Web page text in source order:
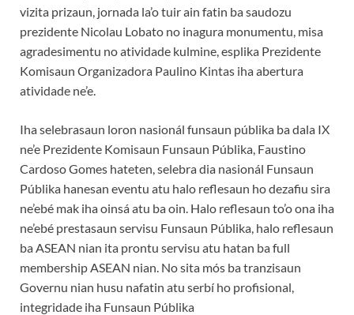
vizita prizaun, jornada la’o tuir ain fatin ba saudozu
prezidente Nicolau Lobato no inagura monumentu, misa
agradesimentu no atividade kulmine, esplika Prezidente
Komisaun Organizadora Paulino Kintas iha abertura
atividade ne’e.
Iha selebrasaun loron nasionál funsaun públika ba dala IX
ne’e Prezidente Komisaun Funsaun Públika, Faustino
Cardoso Gomes hateten, selebra dia nasionál Funsaun
Públika hanesan eventu atu halo reflesaun ho dezafiu sira
ne’ebé mak iha oinsá atu ba oin. Halo reflesaun to’o ona iha
ne’ebé prestasaun servisu Funsaun Públika, halo reflesaun
ba ASEAN nian ita prontu servisu atu hatan ba full
membership ASEAN nian. No sita mós ba tranzisaun
Governu nian husu nafatin atu serbí ho profisional,
integridade iha Funsaun Públika